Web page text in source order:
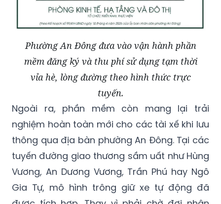
Phường An Đông đưa vào vận hành phần
mềm đăng ký và thu phí sử dụng tạm thời
vỉa hè, lòng đường theo hình thức trực
tuyến.
Ngoài ra, phần mềm còn mang lại trải
nghiệm hoàn toàn mới cho các tài xế khi lưu
thông qua địa bàn phường An Đông. Tại các
tuyến đường giao thương sầm uất như Hùng
Vương, An Dương Vương, Trần Phú hay Ngô
Gia Tự, mô hình trông giữ xe tự động đã